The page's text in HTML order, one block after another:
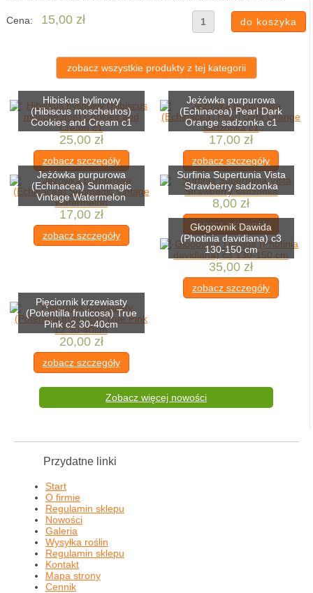
Cena: 15,00 zł
zobacz wszystkie produkty z tej kategorii
Hibiskus bylinowy
(Hibiscus moscheutos)
Cookies and Cream c1
25,00 zł
zobacz szczegóły
Jeżówka purpurowa
(Echinacea) Pearl Dark
Orange sadzonka c1
17,00 zł
zobacz szczegóły
Jeżówka purpurowa
(Echinacea) Sunmagic
Vintage Watermelon
17,00 zł
zobacz szczegóły
Surfinia Supertunia Vista
Strawberry sadzonka
8,00 zł
zobacz szczegóły
Głogownik Dawida
(Photinia davidiana) c3
130-150 cm
35,00 zł
zobacz szczegóły
Pięciornik krzewiasty
(Potentilla fruticosa) True
Pink c2 30-40cm
20,00 zł
zobacz szczegóły
Zobacz więcej nowości
Przydatne linki
Start
O firmie
Regulamin sklepu
Nowości
Galeria
Wysyłka roślin
Regulamin sklepu
Kontakt
Mapa strony
Cennik